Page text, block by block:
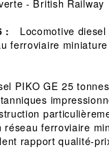
- British Railway
:
Locomotive
ferroviaire
PIKO GE 25
réseau ferroviaire
rapport qualité-